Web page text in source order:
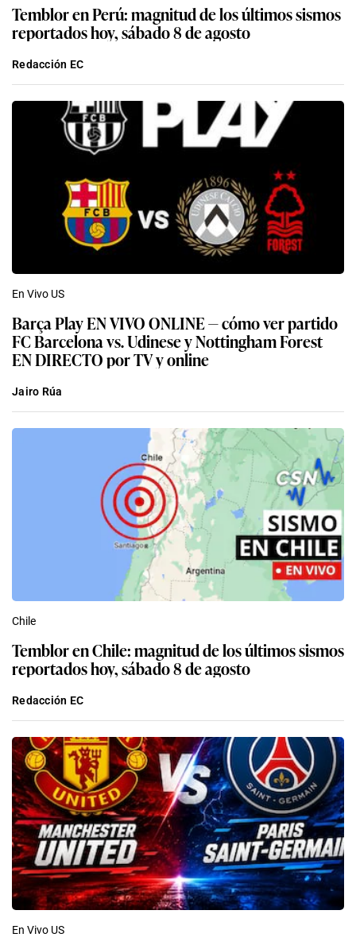
Temblor en Perú: magnitud de los últimos sismos
reportados hoy, sábado 8 de agosto
Redacción EC
En Vivo US
Barça Play EN VIVO ONLINE — cómo ver partido
FC Barcelona vs. Udinese y Nottingham Forest
EN DIRECTO por TV y online
Jairo Rúa
Chile
Temblor en Chile: magnitud de los últimos sismos
reportados hoy, sábado 8 de agosto
Redacción EC
En Vivo US